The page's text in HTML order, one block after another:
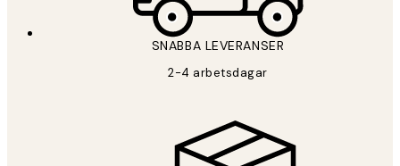
SNABBA LEVERANSER
2-4 arbetsdagar